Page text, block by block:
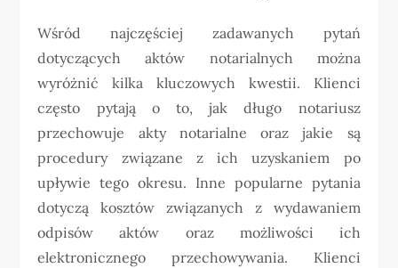
Wśród najczęściej zadawanych pytań
dotyczących aktów notarialnych można
wyróżnić kilka kluczowych kwestii. Klienci
często pytają o to, jak długo notariusz
przechowuje akty notarialne oraz jakie są
procedury związane z ich uzyskaniem po
upływie tego okresu. Inne popularne pytania
dotyczą kosztów związanych z wydawaniem
odpisów aktów oraz możliwości ich
elektronicznego przechowywania. Klienci